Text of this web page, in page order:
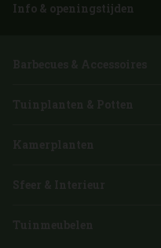
Info & openingstijden